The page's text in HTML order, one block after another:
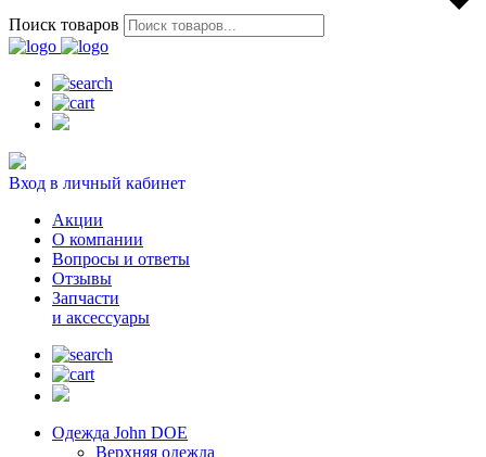
Поиск товаров
Вход в личный кабинет
Акции
О компании
Вопросы и ответы
Отзывы
Запчасти
и аксессуары
Одежда John DOE
Верхняя одежда